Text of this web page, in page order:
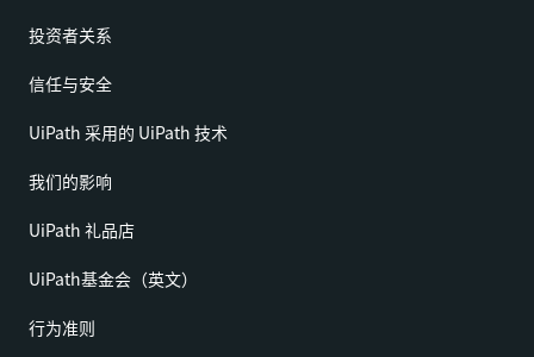
投资者关系
信任与安全
UiPath 采用的 UiPath 技术
我们的影响
UiPath 礼品店
UiPath基金会（英文）
行为准则